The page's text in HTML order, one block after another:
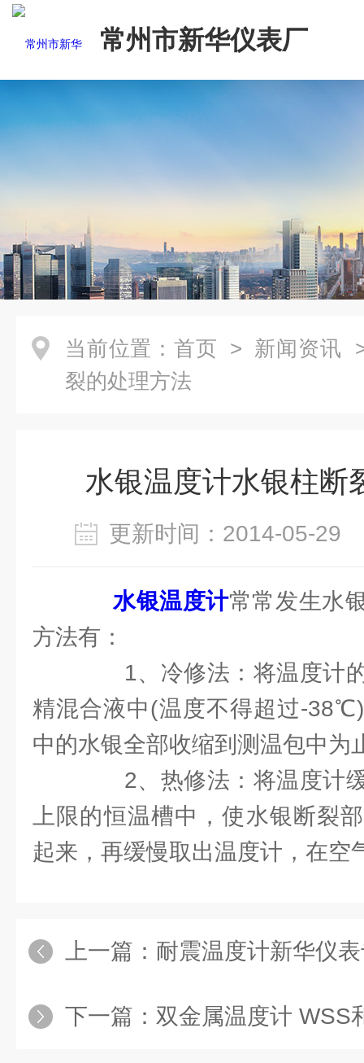
常州市新华仪表厂
当前位置： 首页 > 新闻资讯
裂的处理方法
水银温度计水银柱断
更新时间：2014-05-
水银温度计常常发生水
方法有：
1、冷修法：将温度计的
精混合液中(温度不得超过-
中的水银全部收缩到测温包中为
2、热修法：将温度计缓
上限的恒温槽中，使水银断裂
起来，再缓慢取出温度计，在
上一篇： 耐震温度计新华仪
下一篇： 双金属温度计 WSS